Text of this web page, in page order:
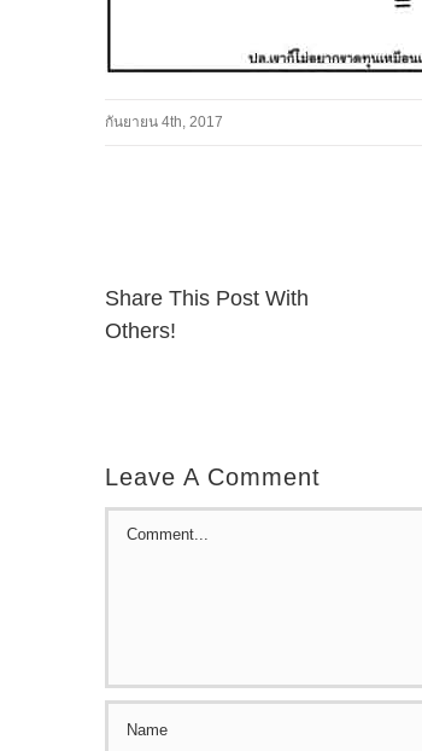
กันยายน 4th, 2017
Share This Post With
Others!
Leave A Comment
Comment